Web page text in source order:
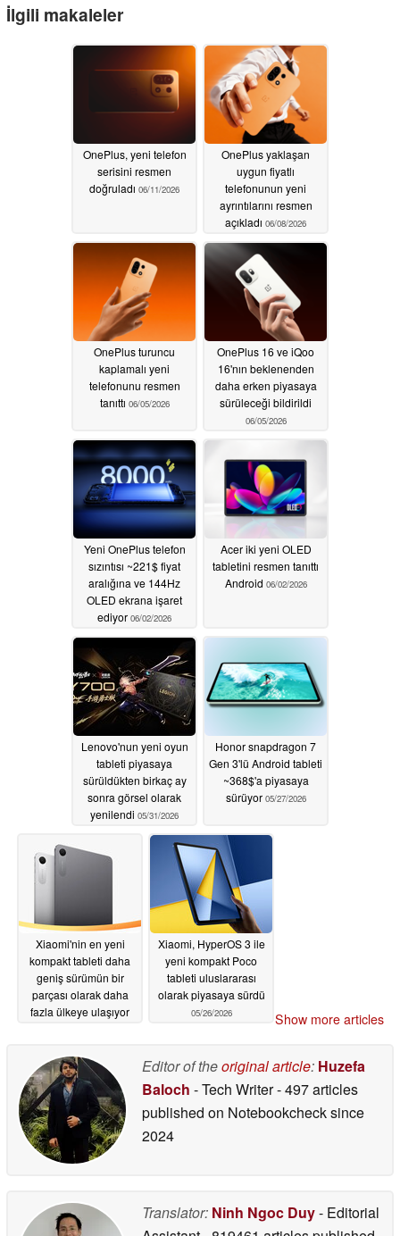
İlgili makaleler
OnePlus, yeni telefon
serisini resmen
doğruladı 06/11/2026
OnePlus yaklaşan
uygun fiyatlı
telefonunun yeni
ayrıntılarını resmen
açıkladı 06/08/2026
OnePlus turuncu
kaplamalı yeni
telefonunu resmen
tanıttı 06/05/2026
OnePlus 16 ve iQoo
16'nın beklenenden
daha erken piyasaya
sürüleceği bildirildi
06/05/2026
Yeni OnePlus telefon
sızıntısı ~221$ fiyat
aralığına ve 144Hz
OLED ekrana işaret
ediyor 06/02/2026
Acer iki yeni OLED
tabletini resmen tanıttı
Android 06/02/2026
Lenovo'nun yeni oyun
tableti piyasaya
sürüldükten birkaç ay
sonra görsel olarak
yenilendi 05/31/2026
Honor snapdragon 7
Gen 3'lü Android tableti
~368$'a piyasaya
sürüyor 05/27/2026
Xiaomi'nin en yeni
kompakt tableti daha
geniş sürümün bir
parçası olarak daha
fazla ülkeye ulaşıyor
Xiaomi, HyperOS 3 ile
yeni kompakt Poco
tableti uluslararası
olarak piyasaya sürdü
05/26/2026 Show more articles
Editor of theoriginal article: Huzefa
Baloch - Tech Writer- 497 articles
published on Notebookchecksince
2024
Translator: Ninh Ngoc Duy- Editorial